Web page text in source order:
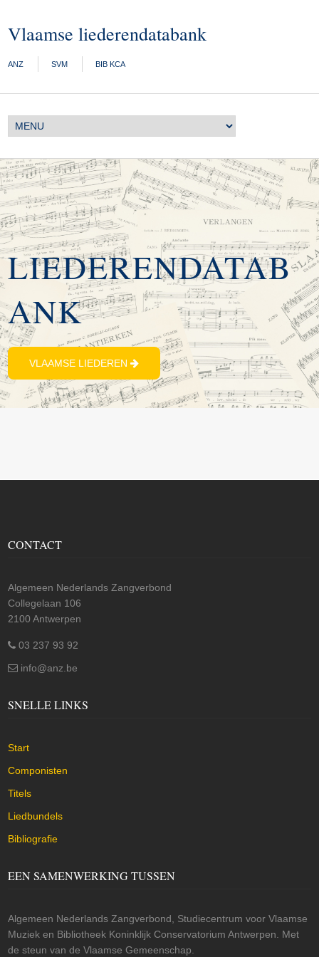
Vlaamse liederendatabank
ANZ SVM BIB KCA
LIEDERENDATAB
ANK
VLAAMSE LIEDEREN
CONTACT
Algemeen Nederlands Zangverbond
Collegelaan 106
2100 Antwerpen
03 237 93 92
info@anz.be
SNELLE LINKS
Start
Componisten
Titels
Liedbundels
Bibliografie
EEN SAMENWERKING TUSSEN
Algemeen Nederlands Zangverbond, Studiecentrum voor Vlaamse
Muziek en Bibliotheek Koninklijk Conservatorium Antwerpen. Met
de steun van de Vlaamse Gemeenschap.